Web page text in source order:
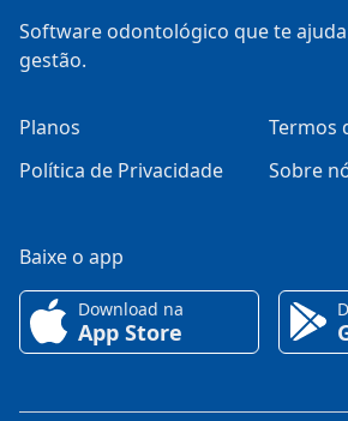
Software odontológico que te
gestão.
Planos
Termos
Política de Privacidade
Sobre
Baixe o app
Download na
App Store